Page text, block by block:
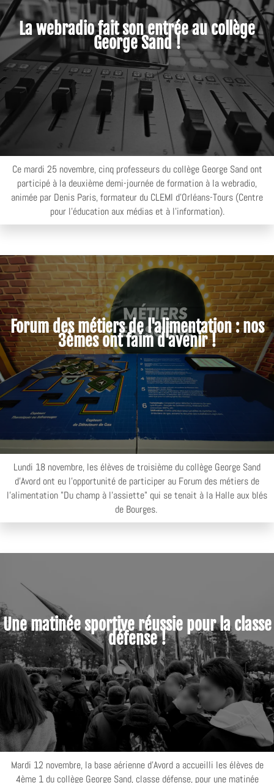
La webradio fait son entrée au collège
George Sand !
Ce mardi 25 novembre, cinq professeurs du collège George Sand ont
participé à la deuxième demi-journée de formation à la webradio,
animée par Denis Paris, formateur du CLEMI d'Orléans-Tours (Centre
pour l'éducation aux médias et à l'information).
Forum des métiers de l'alimentation : nos
3èmes ont faim d'avenir !
Lundi 18 novembre, les élèves de troisième du collège George Sand
d'Avord ont eu l'opportunité de participer au Forum des métiers de
l'alimentation "Du champ à l'assiette" qui se tenait à la Halle aux blés
de Bourges.
Une matinée sportive réussie pour la classe
défense !
Mardi 12 novembre, la base aérienne d'Avord a accueilli les élèves de
4ème 1 du collège George Sand, classe défense, pour une matinée